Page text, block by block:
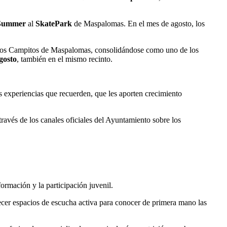
al SkatePark de Maspalomas. En el mes de agosto, los
Campitos de Maspalomas, consolidándose como uno de los
, también en el mismo recinto.
que recuerden, que les aporten crecimiento
de los canales oficiales del Ayuntamiento sobre los
y la participación juvenil.
espacios de escucha activa para conocer de primera mano las